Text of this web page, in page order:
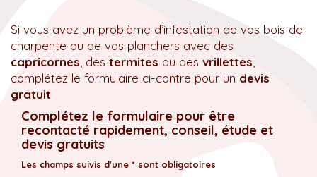
Si vous avez un problème d’infestation de vos bois de
charpente ou de vos planchers avec des
capricornes , des termites ou des vrillettes
complétez le formulaire ci-contre pour un devis
gratuit
Complétez le formulaire pour être
recontacté rapidement, conseil, étude et
devis gratuits
Les champs suivis d'une * sont obligatoires